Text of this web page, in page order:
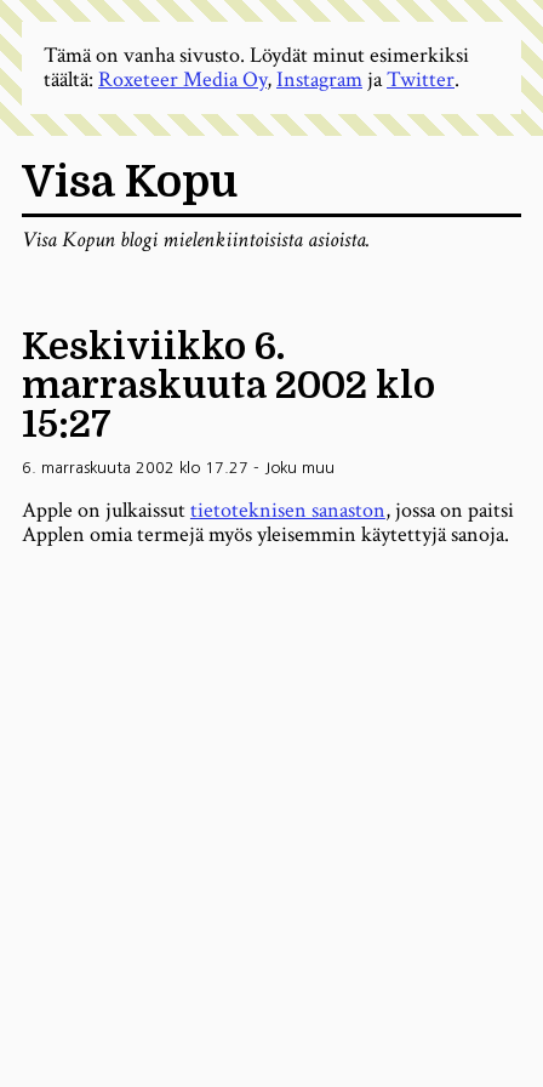
Visa Kopu
Visa Kopun blogi mielenkiintoisista asioista.
Keskiviikko 6.
marraskuuta 2002 klo
15:27
6. marraskuuta 2002 klo 17.27 - Joku muu
Apple on julkaissuttietoteknisen sanaston, jossa on paitsi
Applen omia termejä myös yleisemmin käytettyjä sanoja.
Tämä on vanha sivusto. Löydät minut esimerkiksi
täältä: Roxeteer Media Oy,InstagramjaTwitter.